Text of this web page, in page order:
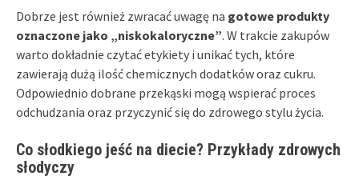
Dobrze jest również zwracać uwagę na gotowe produkty
oznaczone jako „niskokaloryczne”. W trakcie zakupów
warto dokładnie czytać etykiety i unikać tych, które
zawierają dużą ilość chemicznych dodatków oraz cukru.
Odpowiednio dobrane przekąski mogą wspierać proces
odchudzania oraz przyczynić się do zdrowego stylu życia.
Co słodkiego jeść na diecie? Przykłady zdrowych
słodyczy